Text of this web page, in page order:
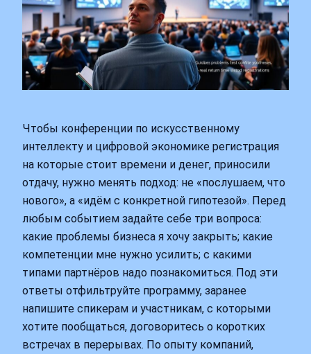
Чтобы конференции по искусственному
интеллекту и цифровой экономике регистрация
на которые стоит времени и денег, приносили
отдачу, нужно менять подход: не «послушаем, что
нового», а «идём с конкретной гипотезой». Перед
любым событием задайте себе три вопроса:
какие проблемы бизнеса я хочу закрыть; какие
компетенции мне нужно усилить; с какими
типами партнёров надо познакомиться. Под эти
ответы отфильтруйте программу, заранее
напишите спикерам и участникам, с которыми
хотите пообщаться, договоритесь о коротких
встречах в перерывах. По опыту компаний,